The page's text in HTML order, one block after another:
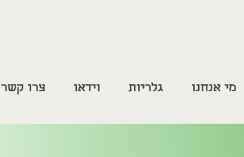
מי אנחנו גלריות וידאו צרו קשר